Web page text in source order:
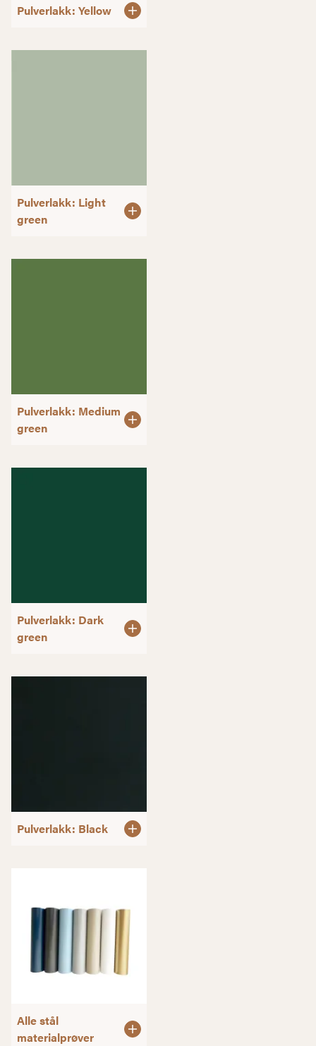
Pulverlakk: Yellow
Pulverlakk: Light
green
Pulverlakk: Medium
green
Pulverlakk: Dark
green
Pulverlakk: Black
Alle stål
materialprøver